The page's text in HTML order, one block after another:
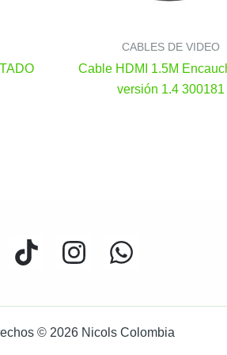
CABLES DE VIDEO
Cable HDMI 1.5M
versión 1.4 300181
© 2026 Nicols Colombia